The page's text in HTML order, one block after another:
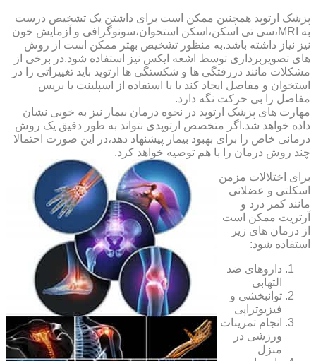
پزشک ارتوپد همچنین ممکن است برای داشتن یک تشخیص درست
به MRI،سی تی اسکن،اسکن استخوان،سونوگرافی و آزمایش خون
نیز نیاز داشته باشد.به منظور تشخیص بهتر ممکن است از روش
های تصویربرداری توسط اشعه ایکس نیز استفاده شود.در برخی از
مشکلات مانند دررفتگی ها و شکستگی ها ارتوپد باید تغییراتی را در
استخوان و مفاصل ایجاد کند یا با استفاده از اسپلینت یا بریس
مفاصل را بی حرکت نگه دارد.
مهارت های پزشک ارتوپد در نحوه درمان بیمار نیز به خوبی نشان
داده خواهد شد.اگر متخصص ارتوپدی نتواند به طور دقیق یک روش
درمانی خاص را برای بهبود بیمار پیشنهاد دهد،در این صورت احتمالا
چند روش درمان را با هم توصیه خواهد کرد.
برای اختلالات مزمن
اسکلتی و عضلانی
مانند کمر درد و
آرتریت ممکن است
از درمان های زیر
استفاده شود:
داروهای ضد
التهابی
توانبخشی و
فیزیوتراپی
انجام تمرینات
ورزشی در
منزل